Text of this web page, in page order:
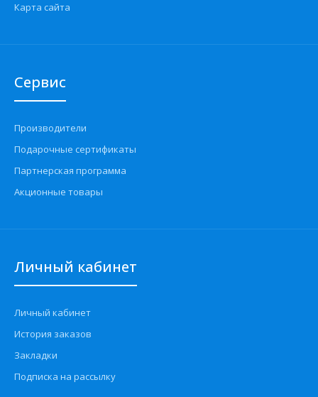
Карта сайта
Сервис
Производители
Подарочные сертификаты
Партнерская программа
Акционные товары
Личный кабинет
Личный кабинет
История заказов
Закладки
Подписка на рассылку